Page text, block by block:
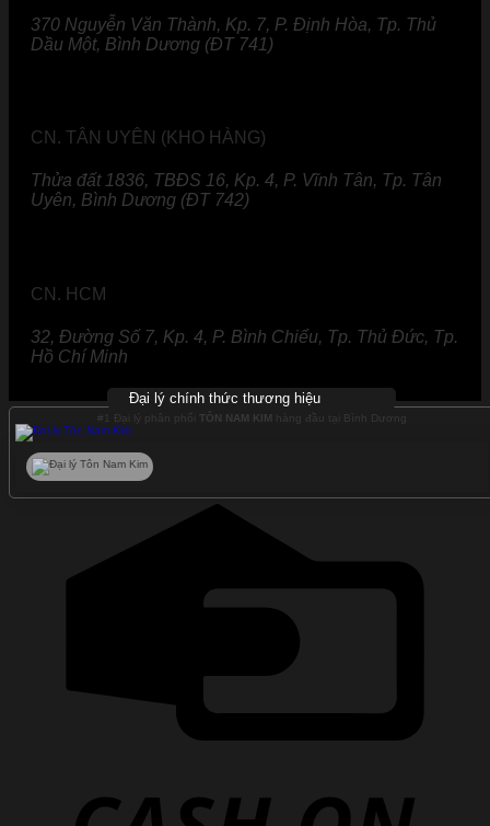
370 Nguyễn Văn Thành, Kp. 7, P. Định Hòa, Tp. Thủ
Dầu Một, Bình Dương (ĐT 741)
CN. TÂN UYÊN (KHO HÀNG)
Thửa đất 1836, TBĐS 16, Kp. 4, P. Vĩnh Tân, Tp. Tân
Uyên, Bình Dương (ĐT 742)
CN. HCM
32, Đường Số 7, Kp. 4, P. Bình Chiểu, Tp. Thủ Đức, Tp.
Hồ Chí Minh
Đại lý chính thức thương hiệu
#1 Đại lý phân phối TÔN NAM KIM hàng đầu tại Bình Dương